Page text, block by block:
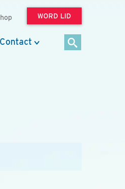
WORD LID
Contact